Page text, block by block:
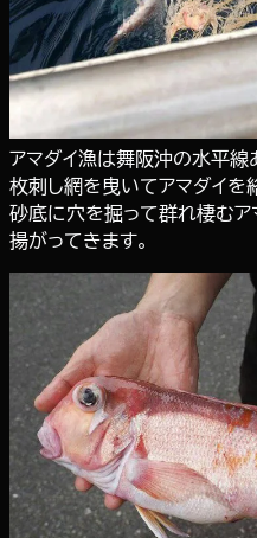
アマダイ漁は舞阪沖の水平
枚刺し網を曳いてアマダイを
砂底に穴を掘って群れ棲む
揚がってきます。